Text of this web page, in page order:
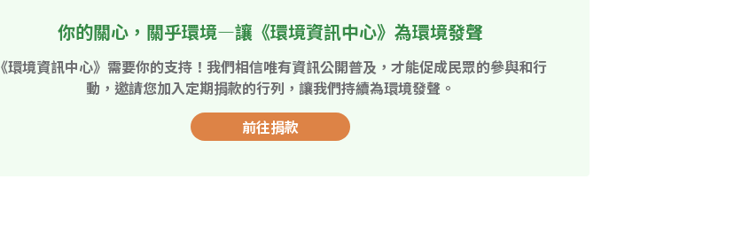
你的關心，關乎環境—讓《環境資訊中心》為環境發聲
《環境資訊中心》需要你的支持！我們相信唯有資訊公開普及，才能促成民眾的參與和行
動，邀請您加入定期捐款的行列，讓我們持續為環境發聲。
前往捐款